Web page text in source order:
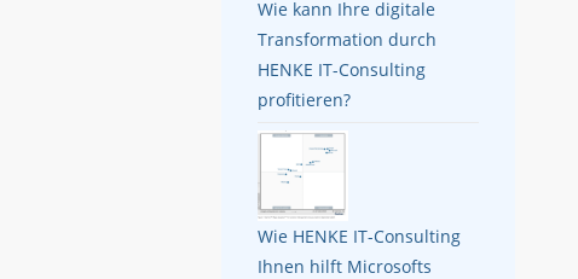
Wie kann Ihre digitale
Transformation durch
HENKE IT-Consulting
profitieren?
Wie HENKE IT-Consulting
Ihnen hilft Microsofts